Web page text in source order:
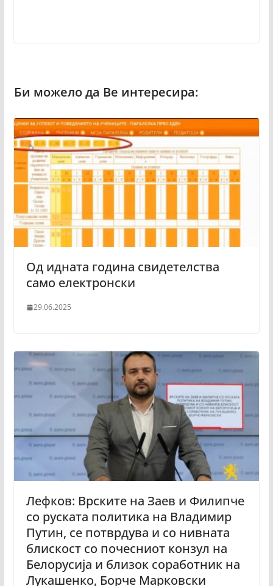
Од идната година свидетелства
само електронски
29.06.2025
Лефков: Врските на Заев и Филипче
со руската политика на Владимир
Путин, се потврдува и со нивната
блискост со почесниот конзул на
Белорусија и близок соработник на
Лукашенко, Борче Марковски